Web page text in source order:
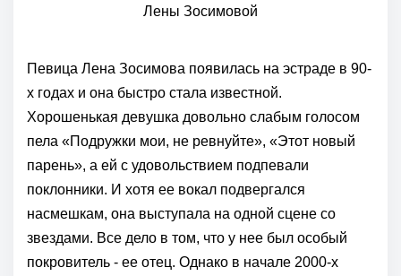
Певица Лена Зосимова появилась на эстраде в 90-
х годах и она быстро стала известной.
Хорошенькая девушка довольно слабым голосом
пела «Подружки мои, не ревнуйте», «Этот новый
парень», а ей с удовольствием подпевали
поклонники. И хотя ее вокал подвергался
насмешкам, она выступала на одной сцене со
звездами. Все дело в том, что у нее был особый
покровитель - ее отец. Однако в начале 2000-х